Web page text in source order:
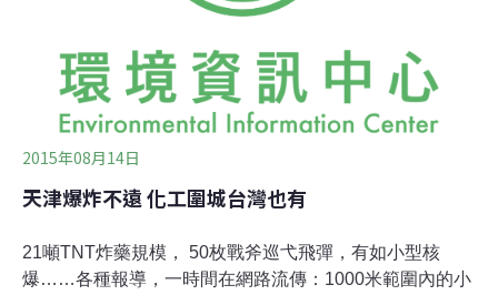
志不堅，他們甚至對於PX項目一知半解，市民朋友們上街
庭成員的健康風險，以及購置房產的價格。
2015年08月14日
天津爆炸不遠 化工圍城台灣也有
21噸TNT炸藥規模， 50枚戰斧巡弋飛彈，有如小型核
爆……各種報導，一時間在網路流傳：1000米範圍內的小